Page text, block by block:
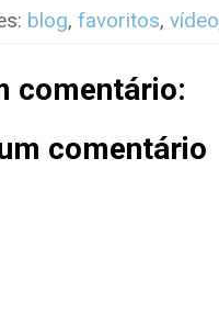
blog, favoritos, vídeo
comentário:
comentário